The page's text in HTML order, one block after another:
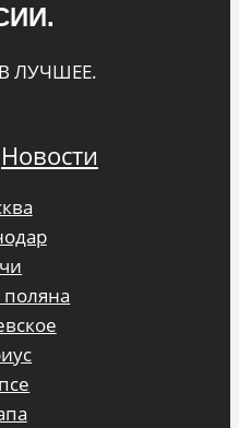
ЛУЧШЕЕ.
Новости
поляна